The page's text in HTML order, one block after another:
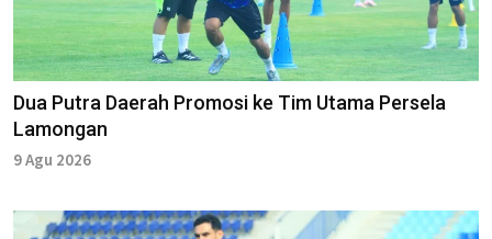
Dua Putra Daerah Promosi ke Tim Utama Persela
Lamongan
9 Agu 2026